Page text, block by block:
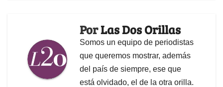
PorLas Dos Orillas
Somos un equipo de periodistas
que queremos mostrar, además
del país de siempre, ese que
está olvidado, el de la otra orilla.